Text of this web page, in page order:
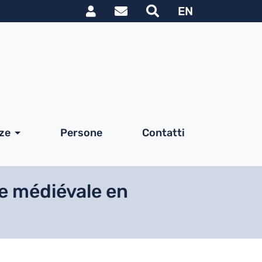
Link utili utente
EN
Persone Contatti
médiévale en